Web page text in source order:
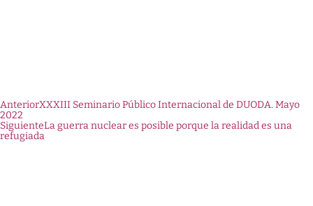
AnteriorXXXIII Seminario Público Internacional de DUODA. Mayo
2022
SiguienteLa guerra nuclear es posible porque la realidad es una
refugiada